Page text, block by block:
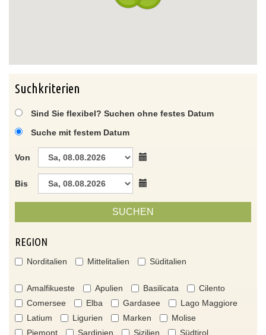
Suchkriterien
Sind Sie flexibel? Suchen ohne festes Datum
Suche mit festem Datum
Von
Bis
SUCHEN
REGION
Norditalien Mittelitalien Süditalien
Amalfikueste Apulien Basilicata
Cilento
Comersee
Elba Gardasee
Lago Maggiore
Latium
Ligurien Marken
Molise
Piemont
Sardinien Sizilien
Südtirol